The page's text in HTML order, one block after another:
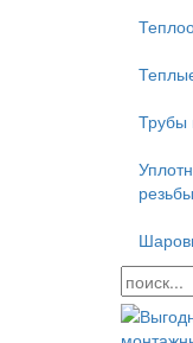
Трубы
резьбы